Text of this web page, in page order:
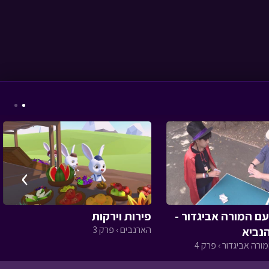
ניידת החלומות - משחק
חלומי ב • מתוך ניידת
החלומות
גינות• מתוך אבא ליום
המורה אביגדור -
אביגדור › פרק 4
פירות וירקות
הארנבים › פרק 3
›